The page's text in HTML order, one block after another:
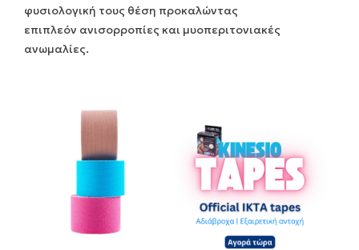
φυσιολογική τους θέση προκαλώντας
επιπλεόν ανισορροπίες και μυοπεριτονιακές
ανωμαλίες.